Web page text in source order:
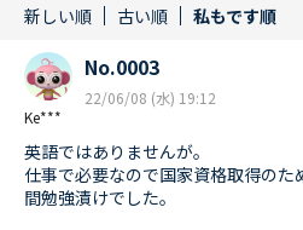
新しい順 古い順 私もです順
Ke***
No.0003
22/06/08 (水) 19:12
英語ではありませんが。
仕事で必要なので国家資格取得の
間勉強漬けでした。